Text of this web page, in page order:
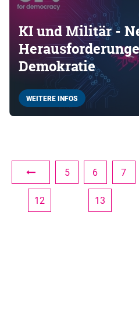
KI und Militär -
Demokratie
WEITERE INFOS
5 6 7
12 13